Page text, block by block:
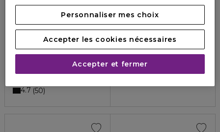
EISENBERG
CLASSIQUE
Masque tenseur remodelant
72,93 €
110,50 €
4.7 50
EISENBERG
CLASSIQUE
Lotion purifiante
67,30 €
Personnaliser mes choix
Accepter les cookies nécessaires
Accepter et fermer